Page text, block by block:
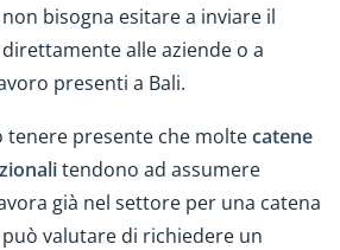
bisogna esitare a inviare il
direttamente alle aziende o a
presenti a Bali.
presente che moltecatene
tendono ad assumere
già nel settore per una catena
valutare di richiedere un